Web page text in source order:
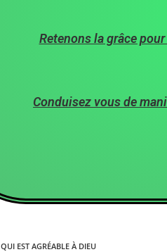
Retenons la grâce
Conduisez vous de
EST AGRÉABLE À DIEU